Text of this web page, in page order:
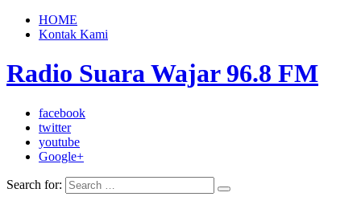
HOME
Kontak Kami
Radio Suara Wajar 96.8 FM
facebook
twitter
youtube
Google+
Search for: